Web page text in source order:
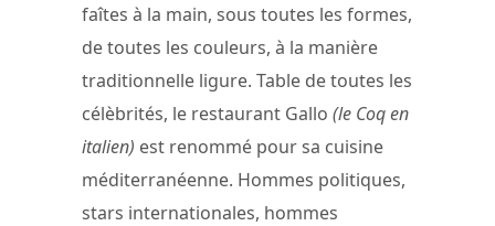
faîtes à la main, sous toutes les formes,
de toutes les couleurs, à la manière
traditionnelle ligure. Table de toutes les
célèbrités, le restaurant Gallo (le Coq en
italien) est renommé pour sa cuisine
méditerranéenne. Hommes politiques,
stars internationales, hommes